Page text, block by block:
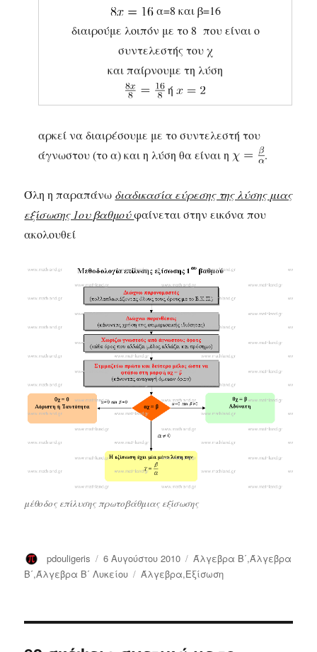
α=8 και β=16
διαιρούμε λοιπόν με το 8 που είναι ο
συντελεστής του χ
και παίρνουμε τη λύση
ή
αρκεί να διαιρέσουμε με το συντελεστή του
άγνωστου (το α) και η λύση θα είναι η
.
Όλη η παραπάνω διαδικασία εύρεσης της λύσης μιας
εξίσωσης 1ου βαθμούφαίνεται στην εικόνα που
ακολουθεί
μέθοδος επίλυσης πρωτοβάθμιας εξίσωσης
Συντάκτης
pdouligeris
Δημοσιεύτηκε
την
6 Αυγούστου 2010 Κατηγορίες
Άλγεβρα Β΄,Άλγεβρα
Β΄,Άλγεβρα Β΄ Λυκείου Ετικέτες
Άλγεβρα,Εξίσωση